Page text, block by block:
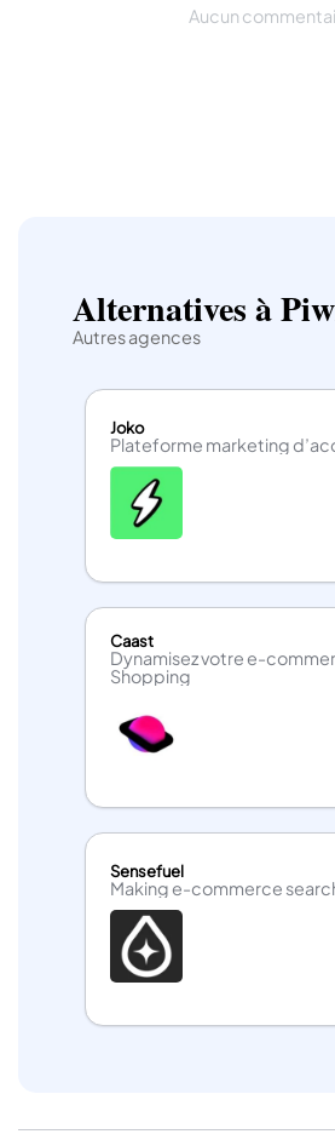
Aucun
Alternatives à
Autres agences
Joko
Plateforme marketing
Caast
Dynamisez votre e-
Shopping
Sensefuel
Making e-commerce